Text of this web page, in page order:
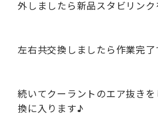
外しましたら新品スタビリン
左右共交換しましたら作業完
続いてクーラントのエア抜き
換に入ります♪